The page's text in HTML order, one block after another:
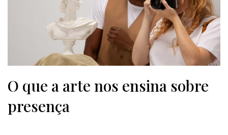
O que a arte nos ensina sobre
presença